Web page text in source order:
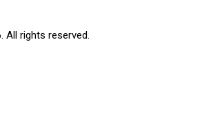
All rights reserved.